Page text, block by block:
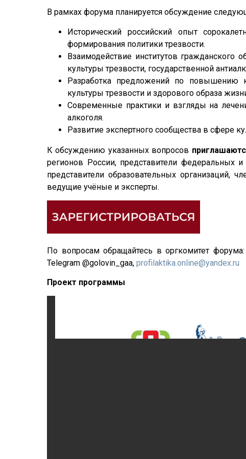
В рамках форума планируется обсуждение
Исторический российский опыт
формирования политики трезвости.
Взаимодействие институтов гражданского
культуры трезвости, государственной
Разработка предложений по повышению
культуры трезвости и здорового образа
Современные практики и взгляды на
алкоголя.
Развитие экспертного сообщества в сфере
К обсуждению указанных вопросов
регионов России, представители федеральных
представители образовательных
ведущие учёные и эксперты.
По вопросам обращайтесь в оргкомитет
Telegram @golovin_gaa, profilaktika.online@yandex.ru
Проект программы